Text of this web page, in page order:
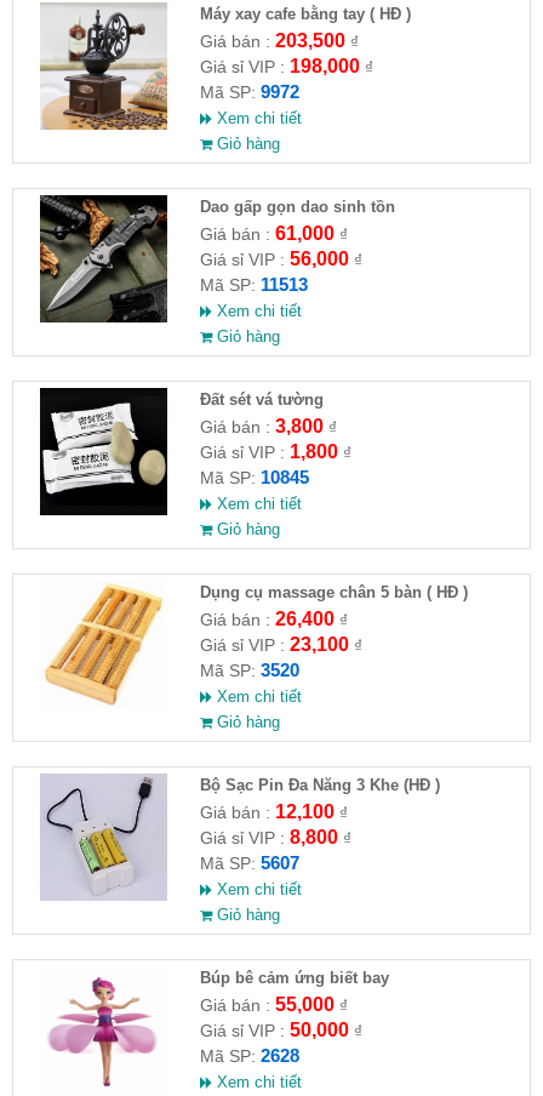
Máy xay cafe bằng tay ( HĐ )
Giá bán : 203,500₫
Giá sỉ VIP : 198,000₫
Mã SP: 9972
Xem chi tiết
Giỏ hàng
Dao gấp gọn dao sinh tồn
Giá bán : 61,000₫
Giá sỉ VIP : 56,000₫
Mã SP: 11513
Xem chi tiết
Giỏ hàng
Đất sét vá tường
Giá bán : 3,800₫
Giá sỉ VIP : 1,800₫
Mã SP: 10845
Xem chi tiết
Giỏ hàng
Dụng cụ massage chân 5 bàn ( HĐ )
Giá bán : 26,400₫
Giá sỉ VIP : 23,100₫
Mã SP: 3520
Xem chi tiết
Giỏ hàng
Bộ Sạc Pin Đa Năng 3 Khe (HĐ )
Giá bán : 12,100₫
Giá sỉ VIP : 8,800₫
Mã SP: 5607
Xem chi tiết
Giỏ hàng
​Búp bê cảm ứng biết bay
Giá bán : 55,000₫
Giá sỉ VIP : 50,000₫
Mã SP: 2628
Xem chi tiết